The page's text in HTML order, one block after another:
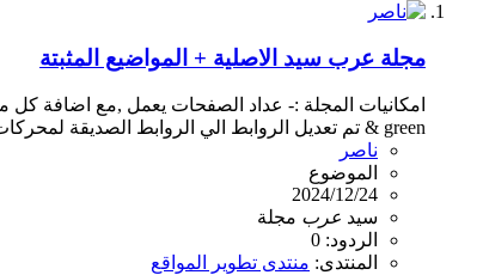
مجلة عرب سيد الاصلية + المواضيع المثبتة
& green تم تعديل الروابط الي الروابط الصديقة لمحركات البحث . تم تعديل ستايل لوحة التحكم . امكانية اضافة...
ناصر
الموضوع
2024/12/24
سيد عرب مجلة
الردود: 0
المنتدى: منتدى تطوير المواقع